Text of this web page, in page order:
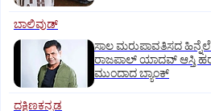
ಬಾಲಿವುಡ್‌
ಸಾಲ ಮರುಪಾವತಿಸದ
ರಾಜಪಾಲ್ ಯಾದವ್‌ ಆಸ್ತಿ
ಮುಂದಾದ ಬ್ಯಾಂಕ್
ದಕ್ಷಿಣಕನ್ನಡ